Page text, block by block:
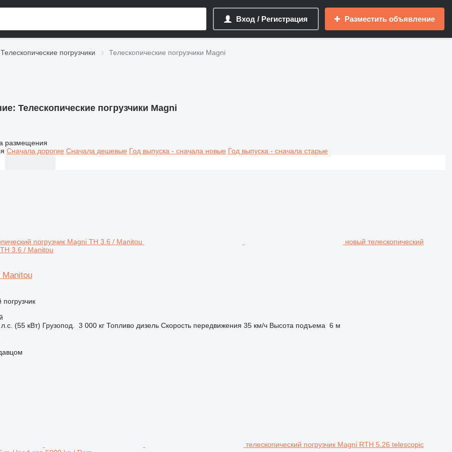
Вход / Регистрация Разместить объявление
Телескопические погрузчики Телескопические погрузчики Magni
Телескопические погрузчики Magni
размещения
Сначала дорогие Сначала дешевые Год выпуска - сначала новые Год выпуска - сначала старые
новый телескопический
3.6 / Manitou
Manitou
(55 кВт) Грузопод. 3 000 кг Топливо дизель Скорость передвижения 35 км/ч Высота подъема 6 м
телескопический погрузчик Magni RTH 5.26 telescopic